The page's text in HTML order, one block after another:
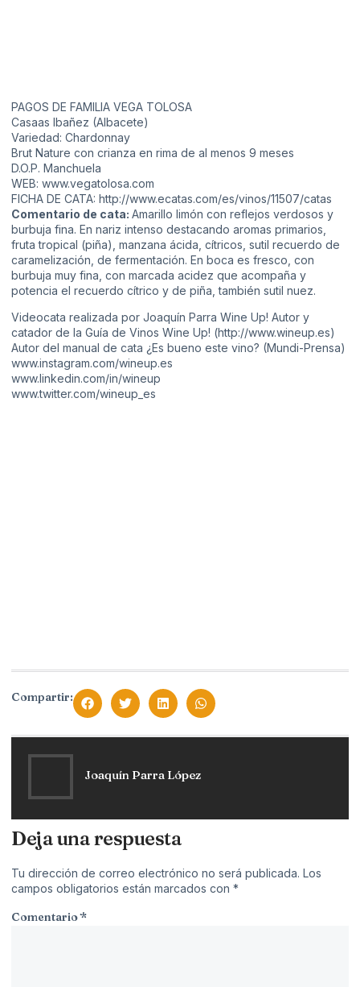
PAGOS DE FAMILIA VEGA TOLOSA
Casaas Ibañez (Albacete)
Variedad: Chardonnay
Brut Nature con crianza en rima de al menos 9 meses
D.O.P. Manchuela
WEB: www.vegatolosa.com
FICHA DE CATA: http://www.ecatas.com/es/vinos/11507/catas
Comentario de cata: Amarillo limón con reflejos verdosos y
burbuja fina. En nariz intenso destacando aromas primarios,
fruta tropical (piña), manzana ácida, cítricos, sutil recuerdo de
caramelización, de fermentación. En boca es fresco, con
burbuja muy fina, con marcada acidez que acompaña y
potencia el recuerdo cítrico y de piña, también sutil nuez.
Videocata realizada por Joaquín Parra Wine Up! Autor y
catador de la Guía de Vinos Wine Up! (http://www.wineup.es​​)
Autor del manual de cata ¿Es bueno este vino? (Mundi-Prensa)
www.instagram.com/wineup.es
www.linkedin.com/in/wineup
www.twitter.com/wineup_es
Compartir:
Joaquín Parra López
Deja una respuesta
Tu dirección de correo electrónico no será publicada. Los
campos obligatorios están marcados con *
Comentario*